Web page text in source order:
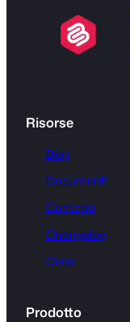
Risorse
Blog
Documenti
Contatto
Changelog
Circa
Prodotto